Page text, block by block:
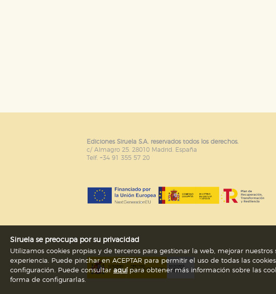
Ediciones Siruela S.A. reservados todos los derechos.
c/ Almagro 25. 28010 Madrid. España
Telf. +34 91 355 57 20
Siruela se preocupa por su privacidad
Utilizamos cookies propias y de terceros para gestionar la web, mejorar nuestros
experiencia. Puede pinchar en ACEPTAR para permitir el uso de todas las
configuración. Puede consultaraquípara obtener más información sobre las
forma de configurarlas.